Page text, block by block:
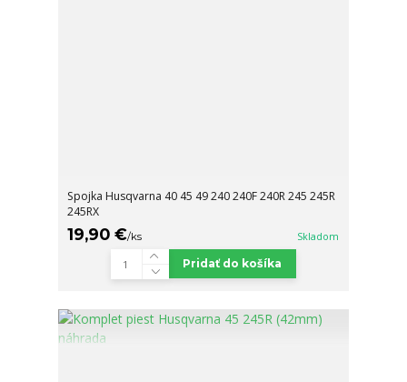
Spojka Husqvarna 40 45 49 240 240F 240R 245 245R
245RX
19,90 €/ks Skladom
Pridať do košíka